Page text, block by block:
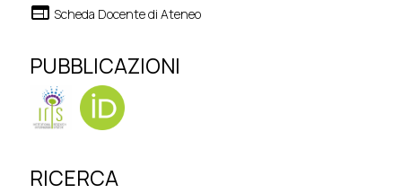
web Scheda Docente di Ateneo
PUBBLICAZIONI
RICERCA